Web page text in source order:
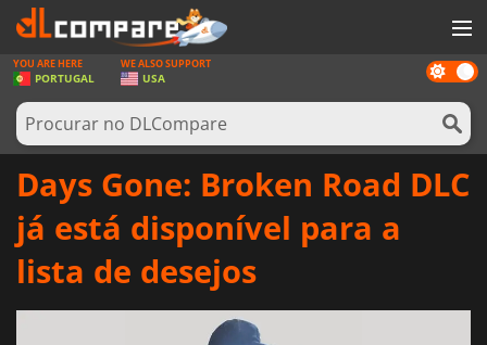
JOGOS
GAME CARDS
SOFTWARE
REWARDS
HARDWARE
Dark
mode
YOU ARE HERE
PORTUGAL
WE ALSO SUPPORT
USA
Days Gone: Broken Road DLC
já está disponível para a
lista de desejos